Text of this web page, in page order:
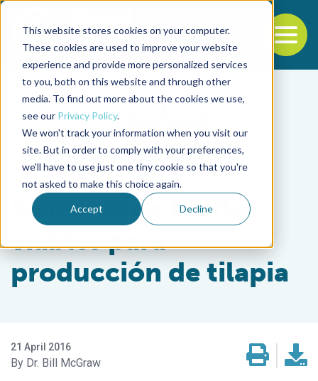
This website stores cookies on your computer.
These cookies are used to improve your website
experience and provide more personalized services
to you, both on this website and through other
media. To find out more about the cookies we use,
see our Privacy Policy.
We won't track your information when you visit our
site. But in order to comply with your preferences,
we'll have to use just one tiny cookie so that you're
not asked to make this choice again.
Accept Decline
Back to the start of the nav
Jump to the end of the navigation
Aquafeeds
Sistemas de biofloc
viables para
producción de tilapia
21 April 2016
Dr. Bill McGraw